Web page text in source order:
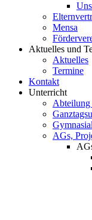
Mensa
Aktuelles und
Aktuelles
Termine
Kontakt
Unterricht
Abteilung
AGs,